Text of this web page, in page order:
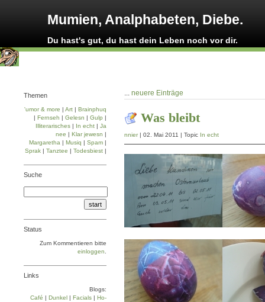
Mumien, Analphabeten, Diebe.
Du hast's gut, du hast dein Leben noch vor dir.
... neuere Einträge
Was bleibt
nnier| 02. Mai 2011 | Topic In echt
Themen
'umor & more | Art | Brainphuq
| Fernseh | Gelesn | Gulp |
Illiterarisches | In echt | Ja
nee | Klar jewesn |
Margaretha | Musiq | Spam |
Sprak | Tanztee | Todesbiest |
Suche
Status
Zum Kommentieren bitte
einloggen
Links
Blogs:
Café | Dun­kel | Facials | Ho­